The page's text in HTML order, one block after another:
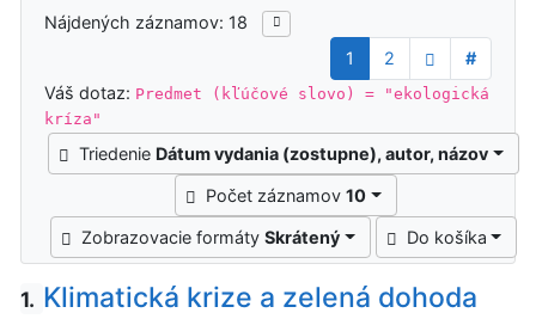
Nájdených záznamov: 18
1
2
#
Váš dotaz: Predmet (kľúčové slovo) = "ekologická
kríza"
Triedenie Dátum vydania (zostupne), autor, názov
Počet záznamov10
Zobrazovacie formátySkrátený Do košíka
1. Klimatická krize a zelená dohoda